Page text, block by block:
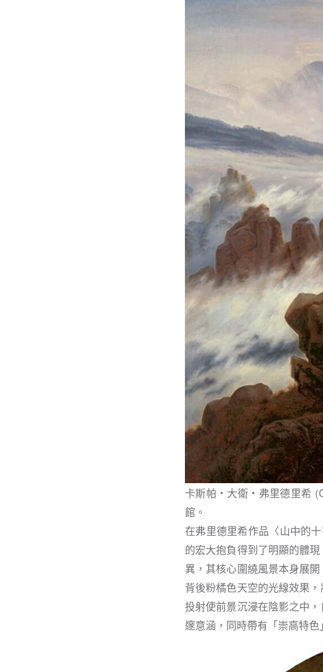
卡斯帕‧大衛‧弗里德里希
館。
在弗里德里希作品〈山中的
的宏大抱負得到了明顯的體
異，其核心圍繞風景本身展
背後粉橘色天空的光線效果
投射使前景沉浸在陰影之中
邃意涵，同時帶有「崇高特色